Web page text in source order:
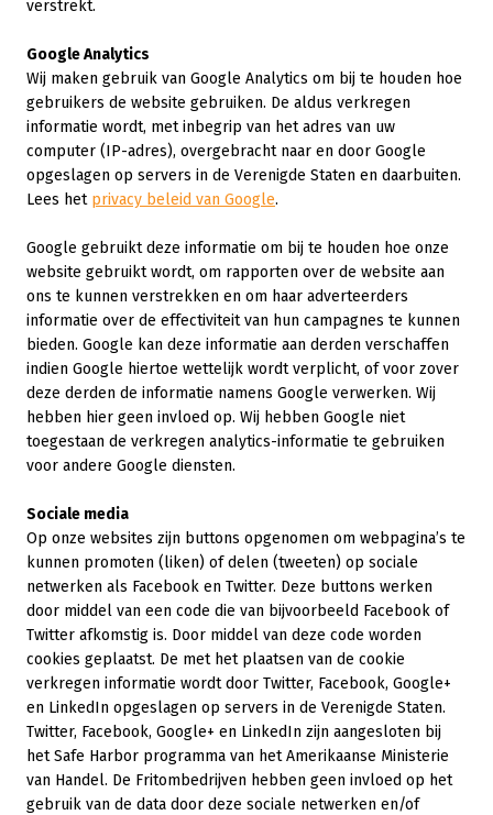
verstrekt.
Google Analytics
Wij maken gebruik van Google Analytics om bij te houden hoe
gebruikers de website gebruiken. De aldus verkregen
informatie wordt, met inbegrip van het adres van uw
computer (IP-adres), overgebracht naar en door Google
opgeslagen op servers in de Verenigde Staten en daarbuiten.
Lees het privacy beleid van Google.
Google gebruikt deze informatie om bij te houden hoe onze
website gebruikt wordt, om rapporten over de website aan
ons te kunnen verstrekken en om haar adverteerders
informatie over de effectiviteit van hun campagnes te kunnen
bieden. Google kan deze informatie aan derden verschaffen
indien Google hiertoe wettelijk wordt verplicht, of voor zover
deze derden de informatie namens Google verwerken. Wij
hebben hier geen invloed op. Wij hebben Google niet
toegestaan de verkregen analytics-informatie te gebruiken
voor andere Google diensten.
Sociale media
Op onze websites zijn buttons opgenomen om webpagina’s te
kunnen promoten (liken) of delen (tweeten) op sociale
netwerken als Facebook en Twitter. Deze buttons werken
door middel van een code die van bijvoorbeeld Facebook of
Twitter afkomstig is. Door middel van deze code worden
cookies geplaatst. De met het plaatsen van de cookie
verkregen informatie wordt door Twitter, Facebook, Google+
en LinkedIn opgeslagen op servers in de Verenigde Staten.
Twitter, Facebook, Google+ en LinkedIn zijn aangesloten bij
het Safe Harbor programma van het Amerikaanse Ministerie
van Handel. De Fritombedrijven hebben geen invloed op het
gebruik van de data door deze sociale netwerken en/of